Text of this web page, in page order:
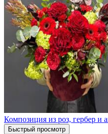
Композиция из роз, гербер и
Быстрый просмотр